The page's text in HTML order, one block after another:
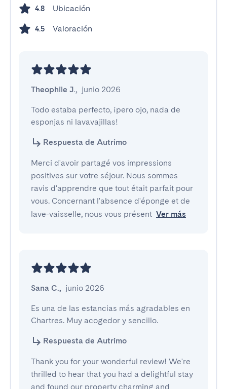
4.8 Ubicación
4.5 Valoración
Theophile J., junio 2026
Todo estaba perfecto, ¡pero ojo, nada de
esponjas ni lavavajillas!
Respuesta de Autrimo
Merci d'avoir partagé vos impressions
positives sur votre séjour. Nous sommes
ravis d'apprendre que tout était parfait pour
vous. Concernant l'absence d'éponge et de
lave-vaisselle, nous vous présent Ver más
Sana C., junio 2026
Es una de las estancias más agradables en
Chartres. Muy acogedor y sencillo.
Respuesta de Autrimo
Thank you for your wonderful review! We're
thrilled to hear that you had a delightful stay
and found our property charming and